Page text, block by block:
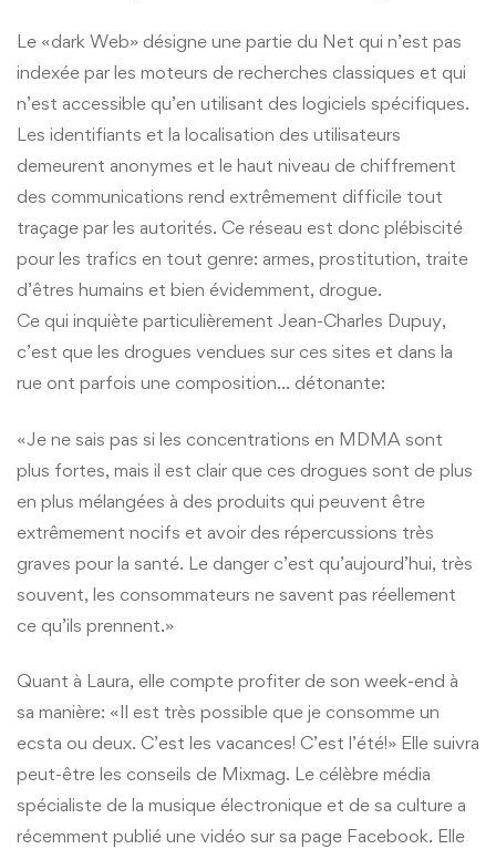
Le «dark Web» désigne une partie du Net qui n’est pas
indexée par les moteurs de recherches classiques et qui
n’est accessible qu’en utilisant des logiciels spécifiques.
Les identifiants et la localisation des utilisateurs
demeurent anonymes et le haut niveau de chiffrement
des communications rend extrêmement difficile tout
traçage par les autorités. Ce réseau est donc plébiscité
pour les trafics en tout genre: armes, prostitution, traite
d’êtres humains et bien évidemment, drogue.
Ce qui inquiète particulièrement Jean-Charles Dupuy,
c’est que les drogues vendues sur ces sites et dans la
rue ont parfois une composition… détonante:
«Je ne sais pas si les concentrations en MDMA sont
plus fortes, mais il est clair que ces drogues sont de plus
en plus mélangées à des produits qui peuvent être
extrêmement nocifs et avoir des répercussions très
graves pour la santé. Le danger c’est qu’aujourd’hui, très
souvent, les consommateurs ne savent pas réellement
ce qu’ils prennent.»
Quant à Laura, elle compte profiter de son week-end à
sa manière: «Il est très possible que je consomme un
ecsta ou deux. C’est les vacances! C’est l’été!» Elle suivra
peut-être les conseils de Mixmag. Le célèbre média
spécialiste de la musique électronique et de sa culture a
récemment publié une vidéo sur sa page Facebook. Elle